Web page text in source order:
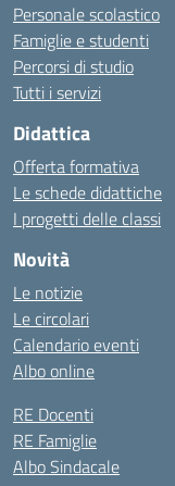
Personale scolastico
Famiglie e studenti
Percorsi di studio
Tutti i servizi
Didattica
Offerta formativa
Le schede didattiche
I progetti delle classi
Novità
Le notizie
Le circolari
Calendario eventi
Albo online
RE Docenti
RE Famiglie
Albo Sindacale